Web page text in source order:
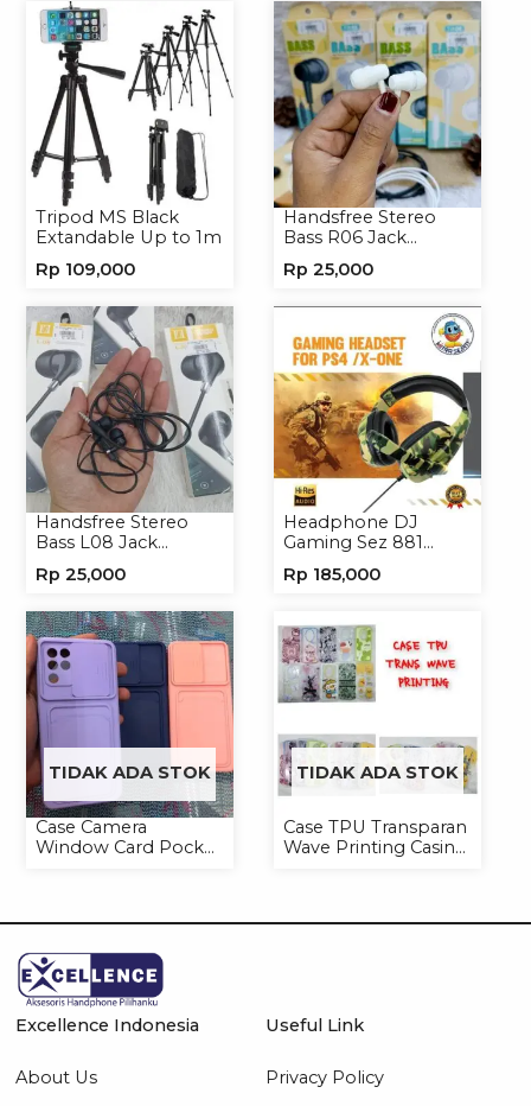
Tripod MS Black
Extandable Up to 1m
Rp 109,000
Handsfree Stereo
Bass R06 Jack
Headset Headphone
Rp 25,000
Handsfree Stereo
Bass L08 Jack
Headphone
Rp 25,000
Headphone DJ
Gaming Sez 881
Headset
Rp 185,000
TIDAK ADA STOK
Case Camera
Window Card Pocket
TIDAK ADA STOK
Case TPU Transparan
Wave Printing Casing
Excellence Indonesia
About Us
Useful Link
Privacy Policy